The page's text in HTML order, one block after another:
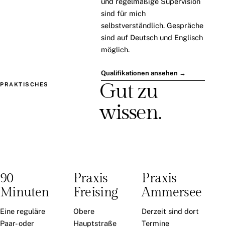
sind für mich
selbstverständlich. Gespräche
sind auf Deutsch und Englisch
möglich.
Qualifikationen ansehen →
PRAKTISCHES
Gut zu
wissen.
90
Minuten
Eine reguläre
Paar- oder
Praxis
Freising
Obere
Hauptstraße
Praxis
Ammersee
Derzeit sind dort
Termine